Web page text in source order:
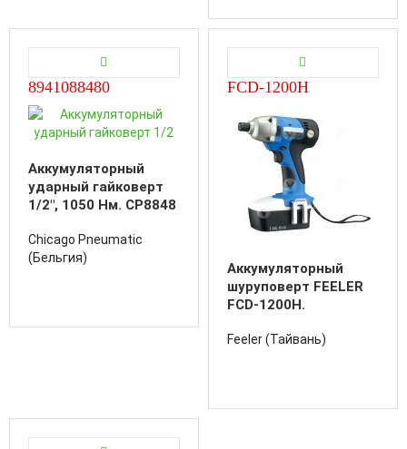
8941088480
Аккумуляторный
ударный гайковерт
1/2", 1050 Нм. CP8848
Chicago Pneumatic
(Бельгия)
FCD-1200H
Аккумуляторный
шуруповерт FEELER
FCD-1200H.
Feeler (Тайвань)